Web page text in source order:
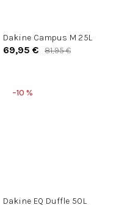
Dakine Campus M 25L
69,95 € 81,95 €
–10 %
Dakine EQ Duffle 50L